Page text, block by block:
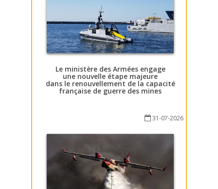
Le ministère des Armées engage
une nouvelle étape majeure
dans le renouvellement de la capacité
française de guerre des mines
31-07-2026